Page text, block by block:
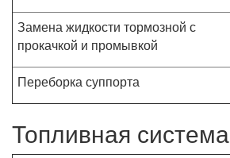
Замена жидкости тормозной с
прокачкой и промывкой
Переборка суппорта
Топливная система